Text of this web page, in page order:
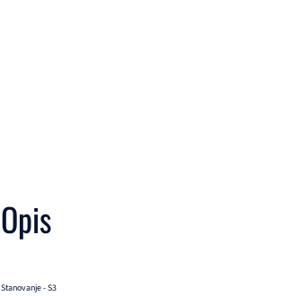
Opis
Stanovanje - S3